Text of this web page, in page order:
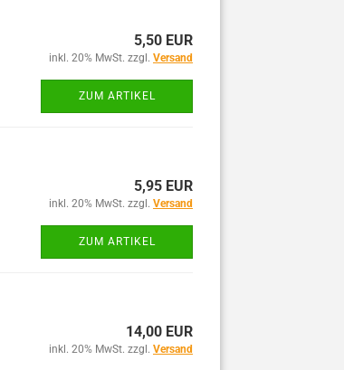
5,50 EUR
inkl. 20% MwSt. zzgl. Versand
ZUM ARTIKEL
5,95 EUR
inkl. 20% MwSt. zzgl. Versand
ZUM ARTIKEL
14,00 EUR
inkl. 20% MwSt. zzgl. Versand